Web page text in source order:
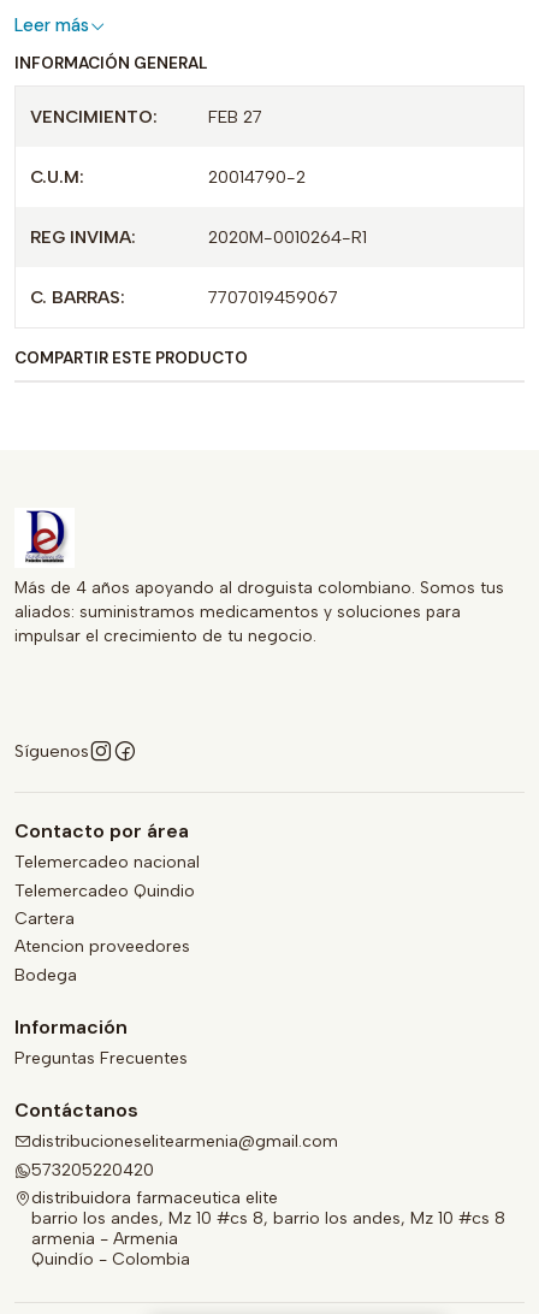
por diversas condiciones dermatológicas.
Una de las principales características de TUDERMIFAR es
efectiva. Su fórmula está diseñada para ofrecer resultados
producto es especialmente indicado para tratar
TUDERMIFAR se distingue por su calidad y eficacia,
reconocida en el sector farmacéutico. Al elegir
Leer más
INFORMACIÓN GENERAL
VENCIMIENTO: FEB 27
C.U.M: 20014790-2
REG INVIMA: 2020M-0010264-R1
C. BARRAS: 7707019459067
COMPARTIR ESTE PRODUCTO
Más de 4 años apoyando al droguista colombiano. Somos tus
aliados: suministramos medicamentos y soluciones para
impulsar el crecimiento de tu negocio.
Síguenos
Contacto por área
Telemercadeo nacional
Telemercadeo Quindio
Cartera
Atencion proveedores
Bodega
Información
Preguntas Frecuentes
Contáctanos
distribucioneselitearmenia@gmail.com
573205220420
distribuidora farmaceutica elite
barrio los andes, Mz 10 #cs 8, barrio los andes, Mz 10 #cs 8
armenia - Armenia
Quindío - Colombia